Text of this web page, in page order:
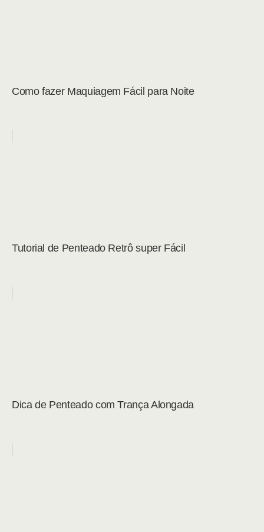
Como fazer Maquiagem Fácil para Noite
Tutorial de Penteado Retrô super Fácil
Dica de Penteado com Trança Alongada